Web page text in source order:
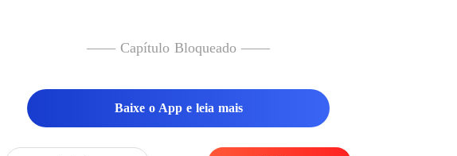
—— Capítulo Bloqueado ——
Baixe o App e leia mais